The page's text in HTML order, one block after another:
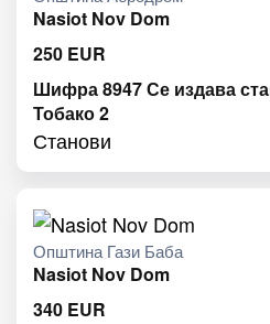
Nasiot Nov Dom
250 EUR
Шифра 8947 Се издава
Тобако 2
Станови
Општина Гази Баба
Nasiot Nov Dom
340 EUR